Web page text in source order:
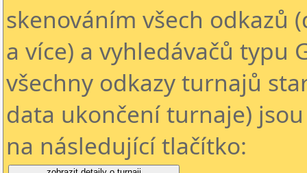
skenováním všech odkazů
a více) a vyhledávačů typu
všechny odkazy turnajů
data ukončení turnaje)
na následující tlačítko: